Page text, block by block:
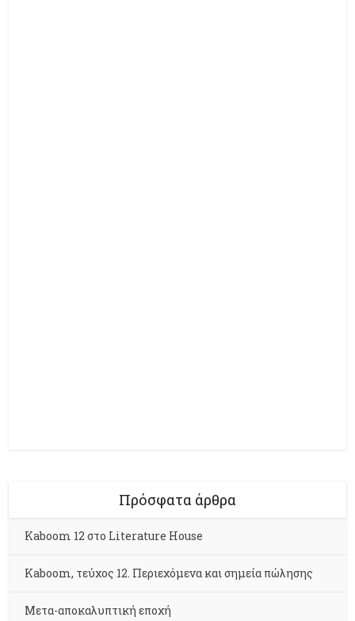
Πρόσφατα άρθρα
Kaboom 12 στο Literature House
Kaboom, τεύχος 12. Περιεχόμενα και σημεία πώλησης
Μετα-αποκαλυπτική εποχή